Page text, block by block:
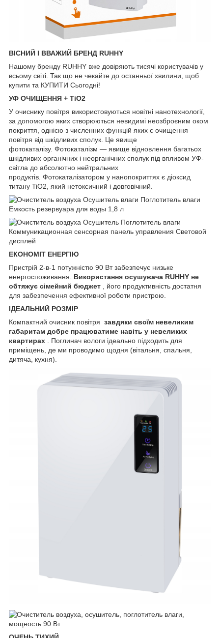
ВІСНИЙ І ВВАЖИЙ БРЕНД RUHHY
Нашому бренду RUHHY вже довіряють тисячі користувачів у
всьому світі. Так що не чекайте до останньої хвилини, щоб
купити та КУПИТИ Сьогодні!
УФ ОЧИЩЕННЯ + TiO2
У очиснику повітря використовуються новітні нанотехнології,
за допомогою яких створюються невидимі неозброєним оком
покриття, однією з численних функцій яких є очищення
повітря від шкідливих сполук. Це явище
фотокаталізу. Фотокаталізм — явище відновлення багатьох
шкідливих органічних і неорганічних сполук під впливом УФ-
світла до абсолютно нейтральних
продуктів. Фотокаталізатором у нанопокриттях є діоксид
титану TiO2, який нетоксичний і довговічний.
ЕКОНОМІТ ЕНЕРГІЮ
Пристрій 2-в-1 потужністю 90 Вт забезпечує низьке
енергоспоживання. Використання осушувача RUHHY не
обтяжує сімейний бюджет , його продуктивність достатня
для забезпечення ефективної роботи пристрою.
ІДЕАЛЬНИЙ РОЗМІР
Компактний очисник повітря завдяки своїм невеликим
габаритам добре працюватиме навіть у невеликих
квартирах . Поглинач вологи ідеально підходить для
приміщень, де ми проводимо щодня (вітальня, спальня,
дитяча, кухня).